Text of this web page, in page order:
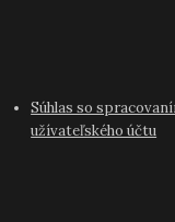
Súhlas so
užívateľského účtu